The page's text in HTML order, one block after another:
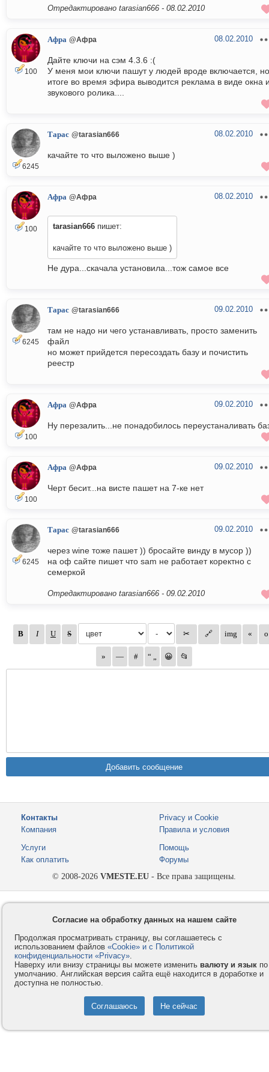
Отредактировано tarasian666 - 08.02.2010
100
Афра @Афра 08.02.2010
Дайте ключи на сэм 4.3.6 :(
У меня мои ключи пашут у людей вроде включается,
итоге во время эфира выводится реклама в виде окна
звукового ролика....
6245
Тарас @tarasian666 08.02.2010
качайте то что выложено выше )
100
Афра @Афра 08.02.2010
tarasian666 пишет:
качайте то что выложено выше )
Не дура...скачала установила...тож самое все
6245
Тарас @tarasian666 09.02.2010
там не надо ни чего устанавливать, просто заменить
файл
но может прийдется пересоздать базу и почистить
реестр
100
Афра @Афра 09.02.2010
Ну перезалить...не понадобилось переустаналивать
100
Афра @Афра 09.02.2010
Черт бесит...на висте пашет на 7-ке нет
6245
Тарас @tarasian666 09.02.2010
через wine тоже пашет )) бросайте винду в мусор ))
на оф сайте пишет что sam не работает коректно с
семеркой
Отредактировано tarasian666 - 09.02.2010
Контакты
Компания
Privacy и Cookie
Правила и условия
Услуги
Как оплатить
Помощь
Форумы
© 2008-2026 VMESTE.EU - Все права защищены.
Согласие на обработку данных на нашем сайте
Продолжая просматривать страницу, вы соглашаетесь с
использованием файлов «Cookie» и с Политикой
конфиденциальности «Privacy».
Наверху или внизу страницы вы можете изменить валюту и язык по
умолчанию. Английская версия сайта ещё находится в доработке и
доступна не полностью.